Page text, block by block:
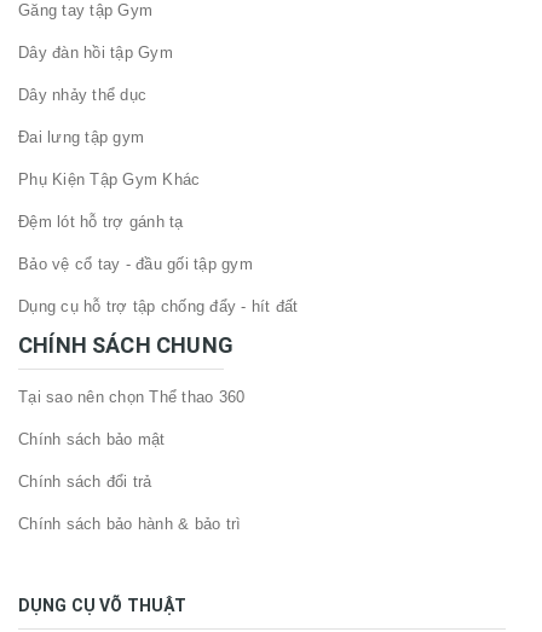
Găng tay tập Gym
Dây đàn hồi tập Gym
Dây nhảy thể dục
Đai lưng tập gym
Phụ Kiện Tập Gym Khác
Đệm lót hỗ trợ gánh tạ
Bảo vệ cổ tay - đầu gối tập gym
Dụng cụ hỗ trợ tập chống đẩy - hít đất
CHÍNH SÁCH CHUNG
Tại sao nên chọn Thể thao 360
Chính sách bảo mật
Chính sách đổi trả
Chính sách bảo hành & bảo trì
DỤNG CỤ VÕ THUẬT